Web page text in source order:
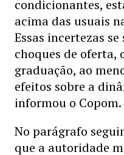
condicionantes,
acima das usuais
Essas incertezas
choques de oferta,
graduação, ao
efeitos sobre a
informou o Copom.
No parágrafo
que a autoridade